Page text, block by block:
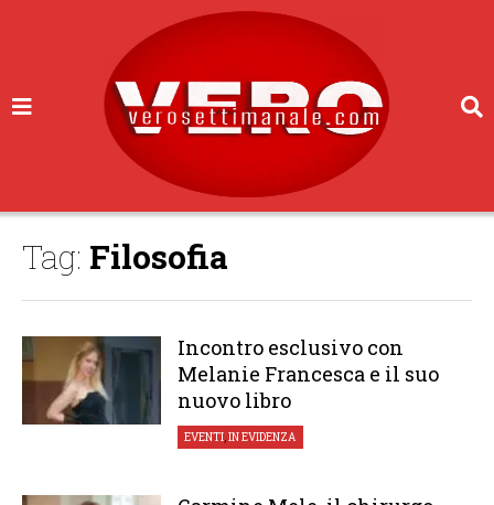
Tag: Filosofia
Incontro esclusivo con
Melanie Francesca e il suo
nuovo libro
EVENTI,IN EVIDENZA